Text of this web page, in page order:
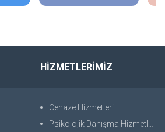
HİZMETLERİMİZ
Cenaze Hizmetleri
Psikolojik Danışma Hizmetleri